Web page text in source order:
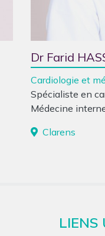
Dr Farid
Cardiologie et
Spécialiste en
Médecine
Clarens
LIENS